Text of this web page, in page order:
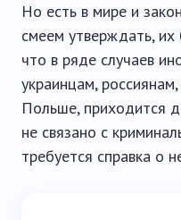
Но есть в мире и
смеем утверждать,
что в ряде случаев
украинцам,
Польше, приходится
не связано с
требуется справка о